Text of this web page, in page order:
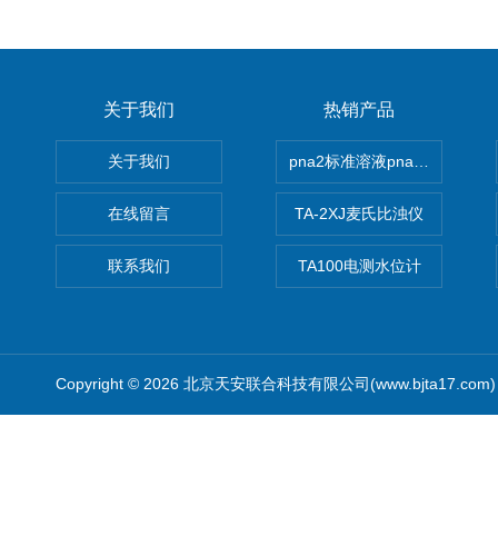
关于我们
关于我们
在线留言
联系我们
热销产品
pna2标准溶液pna3 pna4
TA-2XJ麦氏比浊仪
TA100电测水位计
Copyright © 2026 北京天安联合科技有限公司